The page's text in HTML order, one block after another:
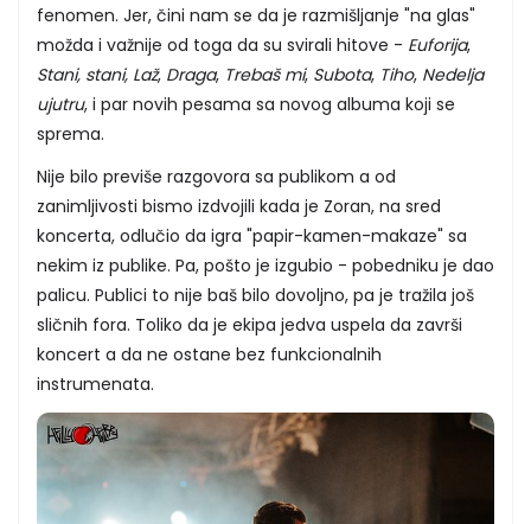
fenomen. Jer, čini nam se da je razmišljanje "na glas"
možda i važnije od toga da su svirali hitove - Euforija,
Stani, stani, Laž, Draga, Trebaš mi, Subota, Tiho, Nedelja
ujutru, i par novih pesama sa novog albuma koji se
sprema.
Nije bilo previše razgovora sa publikom a od
zanimljivosti bismo izdvojili kada je Zoran, na sred
koncerta, odlučio da igra "papir-kamen-makaze" sa
nekim iz publike. Pa, pošto je izgubio - pobedniku je dao
palicu. Publici to nije baš bilo dovoljno, pa je tražila još
sličnih fora. Toliko da je ekipa jedva uspela da završi
koncert a da ne ostane bez funkcionalnih
instrumenata.